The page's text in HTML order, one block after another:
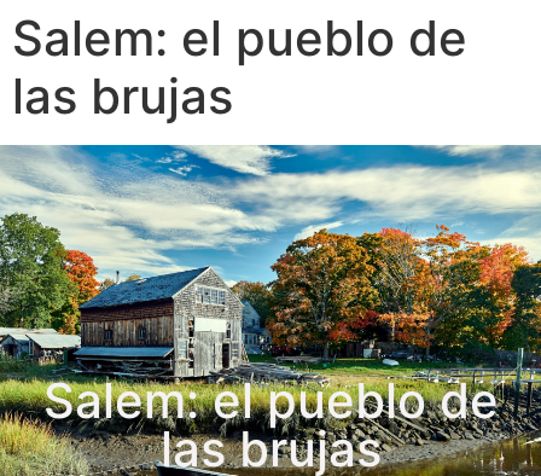
Salem: el pueblo de
las brujas
Salem: el pueblo de
las brujas